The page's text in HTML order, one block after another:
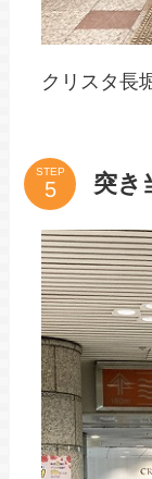
クリスタ長
STEP 突き